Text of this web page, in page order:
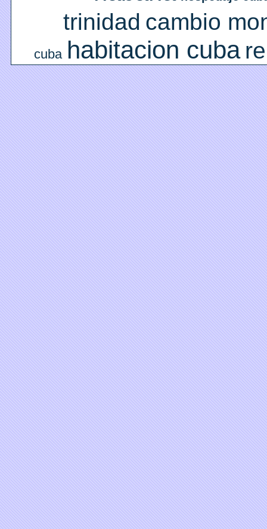
trinidad cambio
cuba habitacion cuba